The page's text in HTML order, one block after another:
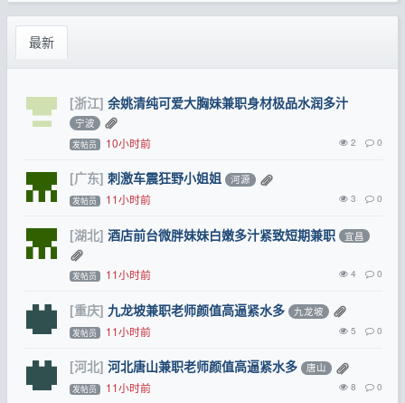
最新
[浙江] 余姚清纯可爱大胸妹兼职身材极品水润多汁
宁波
发帖员 10小时前 2 0
[广东] 刺激车震狂野小姐姐 河源
发帖员 11小时前 3 0
[湖北] 酒店前台微胖妹妹白嫩多汁紧致短期兼职 宜昌
发帖员 11小时前 4 0
[重庆] 九龙坡兼职老师颜值高逼紧水多 九龙坡
发帖员 11小时前 5 0
[河北] 河北唐山兼职老师颜值高逼紧水多 唐山
发帖员 11小时前 8 0